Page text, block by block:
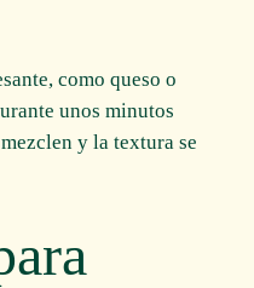
como queso o
unos minutos
y la textura se